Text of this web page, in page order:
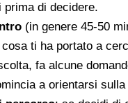
prima di decidere.
(in genere 45-50
ti ha portato a
fa alcune
a orientarsi